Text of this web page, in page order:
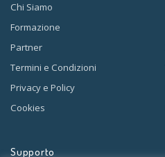
Chi Siamo
Formazione
Partner
Termini e Condizioni
Privacy e Policy
Cookies
Supporto